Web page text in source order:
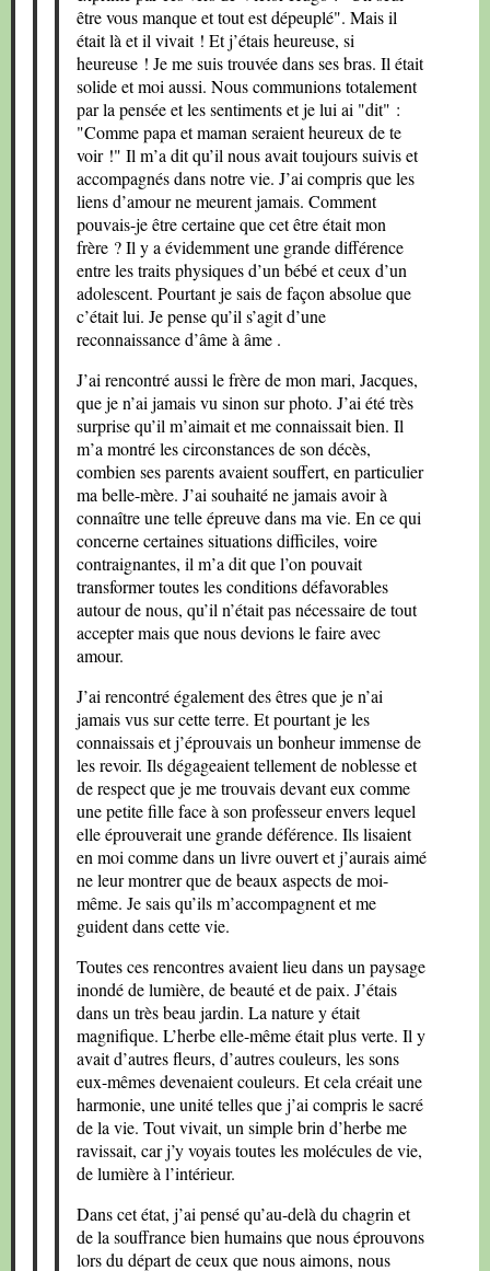
être vous manque et tout est dépeuplé". Mais il
était là et il vivait ! Et j’étais heureuse, si
heureuse ! Je me suis trouvée dans ses bras. Il était
solide et moi aussi. Nous communions totalement
par la pensée et les sentiments et je lui ai "dit" :
"Comme papa et maman seraient heureux de te
voir !" Il m’a dit qu’il nous avait toujours suivis et
accompagnés dans notre vie. J’ai compris que les
liens d’amour ne meurent jamais. Comment
pouvais-je être certaine que cet être était mon
frère ? Il y a évidemment une grande différence
entre les traits physiques d’un bébé et ceux d’un
adolescent. Pourtant je sais de façon absolue que
c’était lui. Je pense qu’il s’agit d’une
reconnaissance d’âme à âme .
J’ai rencontré aussi le frère de mon mari, Jacques,
que je n’ai jamais vu sinon sur photo. J’ai été très
surprise qu’il m’aimait et me connaissait bien. Il
m’a montré les circonstances de son décès,
combien ses parents avaient souffert, en particulier
ma belle-mère. J’ai souhaité ne jamais avoir à
connaître une telle épreuve dans ma vie. En ce qui
concerne certaines situations difficiles, voire
contraignantes, il m’a dit que l’on pouvait
transformer toutes les conditions défavorables
autour de nous, qu’il n’était pas nécessaire de tout
accepter mais que nous devions le faire avec
amour.
J’ai rencontré également des êtres que je n’ai
jamais vus sur cette terre. Et pourtant je les
connaissais et j’éprouvais un bonheur immense de
les revoir. Ils dégageaient tellement de noblesse et
de respect que je me trouvais devant eux comme
une petite fille face à son professeur envers lequel
elle éprouverait une grande déférence. Ils lisaient
en moi comme dans un livre ouvert et j’aurais aimé
ne leur montrer que de beaux aspects de moi-
même. Je sais qu’ils m’accompagnent et me
guident dans cette vie.
Toutes ces rencontres avaient lieu dans un paysage
inondé de lumière, de beauté et de paix. J’étais
dans un très beau jardin. La nature y était
magnifique. L’herbe elle-même était plus verte. Il y
avait d’autres fleurs, d’autres couleurs, les sons
eux-mêmes devenaient couleurs. Et cela créait une
harmonie, une unité telles que j’ai compris le sacré
de la vie. Tout vivait, un simple brin d’herbe me
ravissait, car j’y voyais toutes les molécules de vie,
de lumière à l’intérieur.
Dans cet état, j’ai pensé qu’au-delà du chagrin et
de la souffrance bien humains que nous éprouvons
lors du départ de ceux que nous aimons, nous